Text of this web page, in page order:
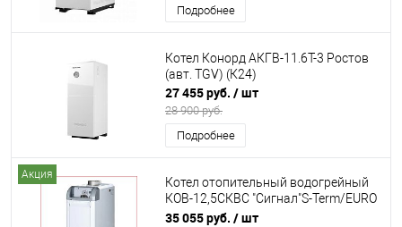
Подробнее
Котел Конорд АКГВ-11.6T-3 Ростов
(авт. TGV) (К24)
27 455 руб. / шт
28 900 руб.
Подробнее
Акция
Котел отопительный водогрейный
КОВ-12,5СКВС "Сигнал"S-Term/EURO
SIT (К38)
35 055 руб. / шт